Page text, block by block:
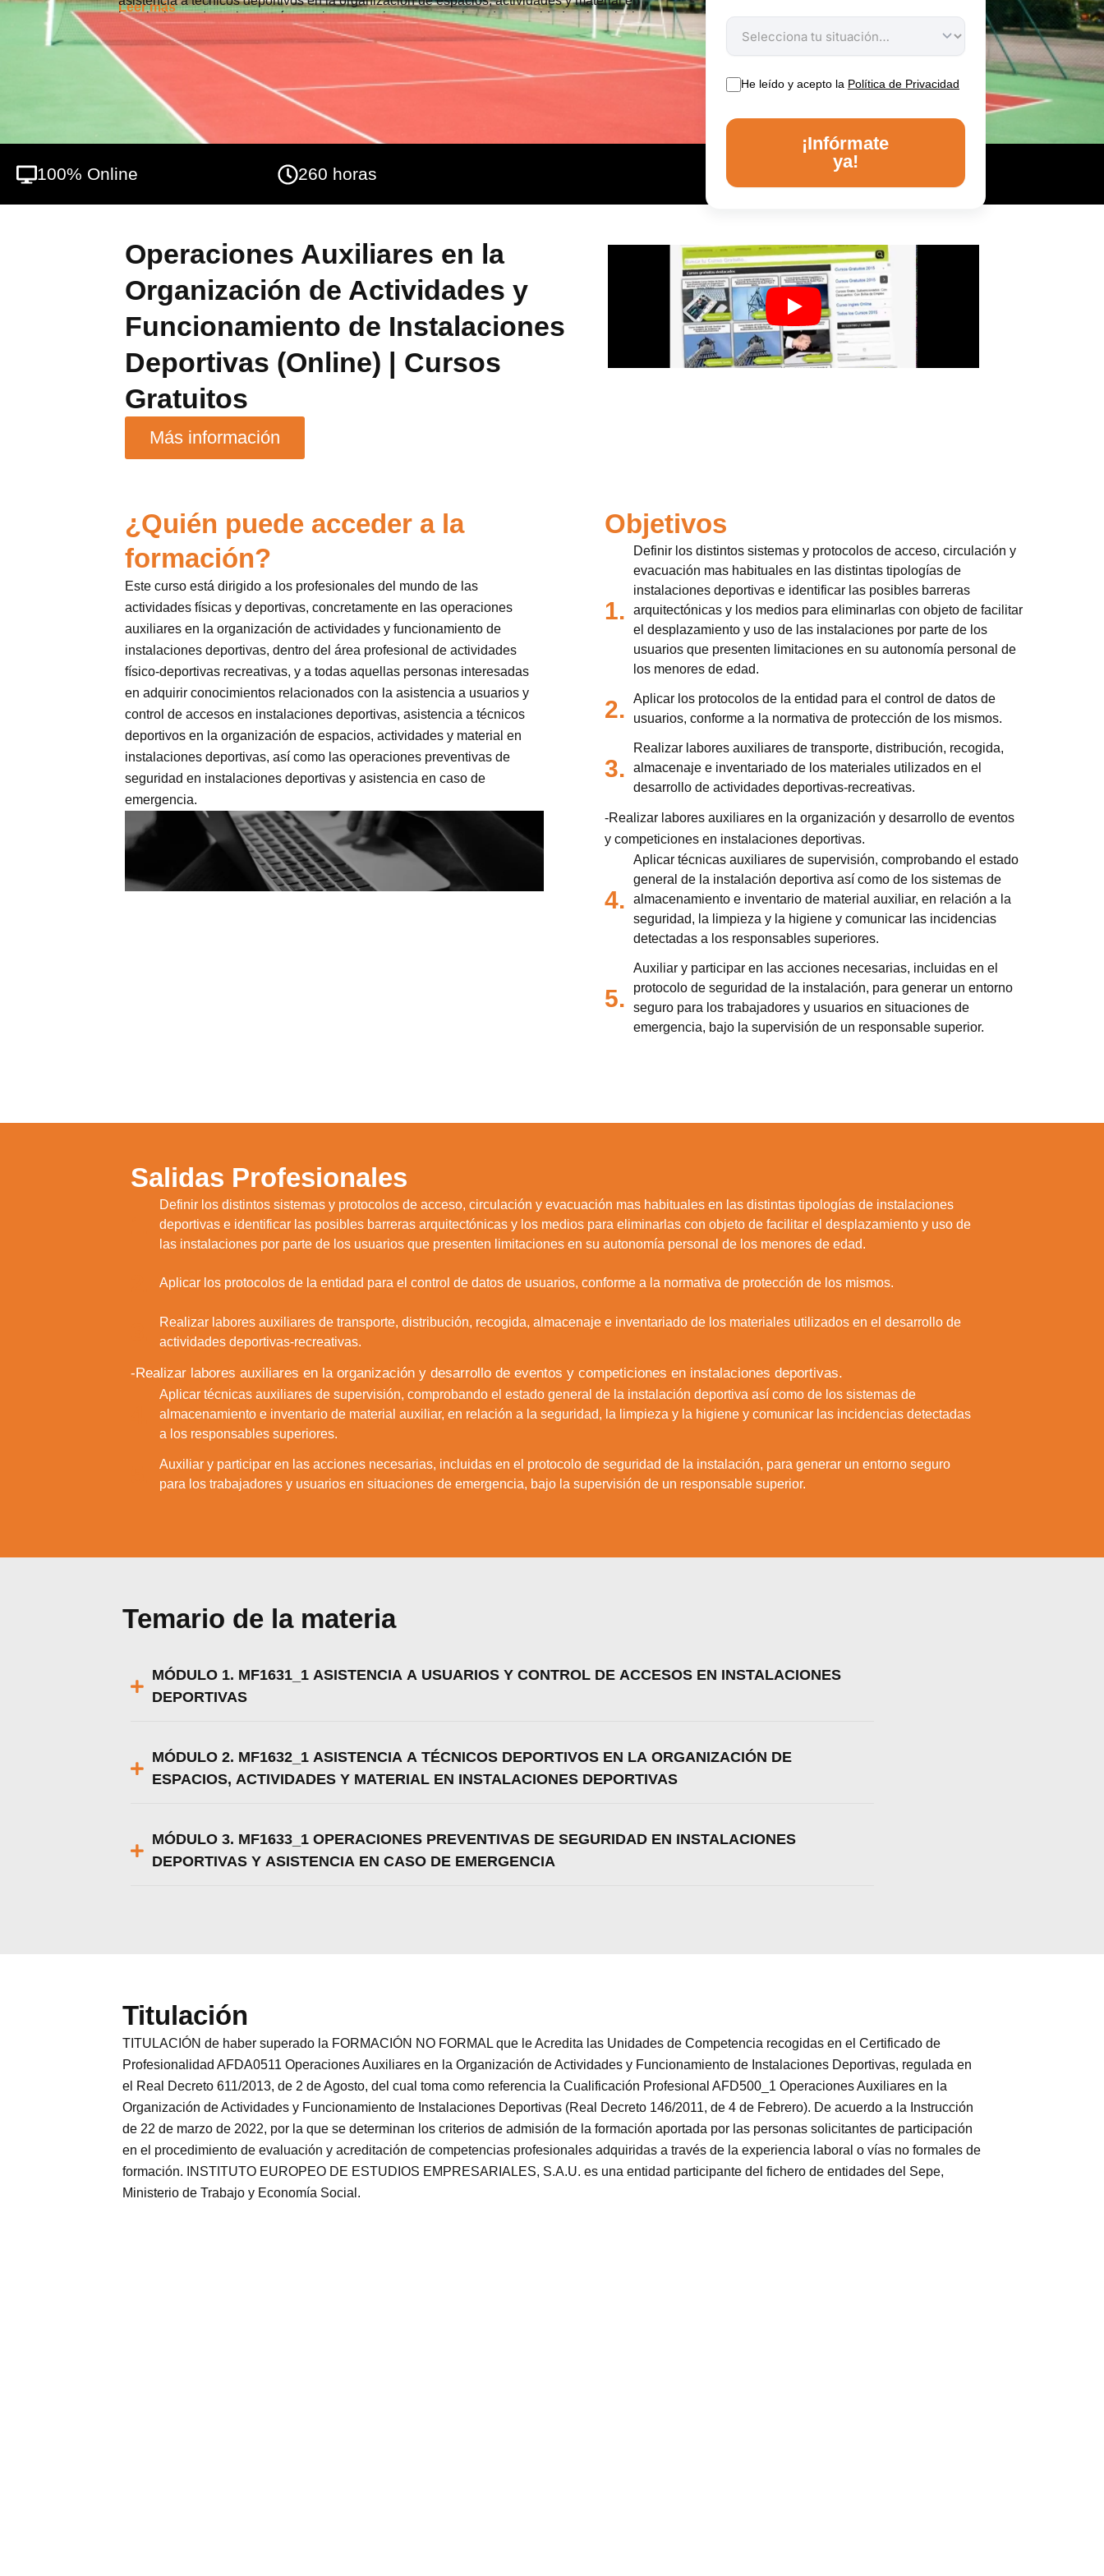
instalaciones deportivas, así como las operaciones preventivas de seguridad en instalaciones
deportivas y asistencia en caso de emergencia.
Leer más
He leído y acepto la Política de Privacidad
¡Infórmate
ya!
100% Online 260 horas
Operaciones Auxiliares en la
Organización de Actividades y
Funcionamiento de Instalaciones
Deportivas (Online) | Cursos
Gratuitos
Más información
¿Quién puede acceder a la
formación?
Este curso está dirigido a los profesionales del mundo de las
actividades físicas y deportivas, concretamente en las operaciones
auxiliares en la organización de actividades y funcionamiento de
instalaciones deportivas, dentro del área profesional de actividades
físico-deportivas recreativas, y a todas aquellas personas interesadas
en adquirir conocimientos relacionados con la asistencia a usuarios y
control de accesos en instalaciones deportivas, asistencia a técnicos
deportivos en la organización de espacios, actividades y material en
instalaciones deportivas, así como las operaciones preventivas de
seguridad en instalaciones deportivas y asistencia en caso de
emergencia.
Objetivos
1.
Definir los distintos sistemas y protocolos de acceso, circulación y
evacuación mas habituales en las distintas tipologías de
instalaciones deportivas e identificar las posibles barreras
arquitectónicas y los medios para eliminarlas con objeto de facilitar
el desplazamiento y uso de las instalaciones por parte de los
usuarios que presenten limitaciones en su autonomía personal de
los menores de edad.
2.
Aplicar los protocolos de la entidad para el control de datos de
usuarios, conforme a la normativa de protección de los mismos.
3.
Realizar labores auxiliares de transporte, distribución, recogida,
almacenaje e inventariado de los materiales utilizados en el
desarrollo de actividades deportivas-recreativas.
-Realizar labores auxiliares en la organización y desarrollo de eventos
y competiciones en instalaciones deportivas.
4.
Aplicar técnicas auxiliares de supervisión, comprobando el estado
general de la instalación deportiva así como de los sistemas de
almacenamiento e inventario de material auxiliar, en relación a la
seguridad, la limpieza y la higiene y comunicar las incidencias
detectadas a los responsables superiores.
5.
Auxiliar y participar en las acciones necesarias, incluidas en el
protocolo de seguridad de la instalación, para generar un entorno
seguro para los trabajadores y usuarios en situaciones de
emergencia, bajo la supervisión de un responsable superior.
Salidas Profesionales
Definir los distintos sistemas y protocolos de acceso, circulación y evacuación mas habituales en las distintas tipologías de instalaciones
deportivas e identificar las posibles barreras arquitectónicas y los medios para eliminarlas con objeto de facilitar el desplazamiento y uso de
las instalaciones por parte de los usuarios que presenten limitaciones en su autonomía personal de los menores de edad.
Aplicar los protocolos de la entidad para el control de datos de usuarios, conforme a la normativa de protección de los mismos.
Realizar labores auxiliares de transporte, distribución, recogida, almacenaje e inventariado de los materiales utilizados en el desarrollo de
actividades deportivas-recreativas.
-Realizar labores auxiliares en la organización y desarrollo de eventos y competiciones en instalaciones deportivas.
Aplicar técnicas auxiliares de supervisión, comprobando el estado general de la instalación deportiva así como de los sistemas de
almacenamiento e inventario de material auxiliar, en relación a la seguridad, la limpieza y la higiene y comunicar las incidencias detectadas
a los responsables superiores.
Auxiliar y participar en las acciones necesarias, incluidas en el protocolo de seguridad de la instalación, para generar un entorno seguro
para los trabajadores y usuarios en situaciones de emergencia, bajo la supervisión de un responsable superior.
Temario de la materia
MÓDULO 1. MF1631_1 ASISTENCIA A USUARIOS Y CONTROL DE ACCESOS EN INSTALACIONES
DEPORTIVAS
MÓDULO 2. MF1632_1 ASISTENCIA A TÉCNICOS DEPORTIVOS EN LA ORGANIZACIÓN DE
ESPACIOS, ACTIVIDADES Y MATERIAL EN INSTALACIONES DEPORTIVAS
MÓDULO 3. MF1633_1 OPERACIONES PREVENTIVAS DE SEGURIDAD EN INSTALACIONES
DEPORTIVAS Y ASISTENCIA EN CASO DE EMERGENCIA
Titulación
TITULACIÓN de haber superado la FORMACIÓN NO FORMAL que le Acredita las Unidades de Competencia recogidas en el Certificado de
Profesionalidad AFDA0511 Operaciones Auxiliares en la Organización de Actividades y Funcionamiento de Instalaciones Deportivas, regulada en
el Real Decreto 611/2013, de 2 de Agosto, del cual toma como referencia la Cualificación Profesional AFD500_1 Operaciones Auxiliares en la
Organización de Actividades y Funcionamiento de Instalaciones Deportivas (Real Decreto 146/2011, de 4 de Febrero). De acuerdo a la Instrucción
de 22 de marzo de 2022, por la que se determinan los criterios de admisión de la formación aportada por las personas solicitantes de participación
en el procedimiento de evaluación y acreditación de competencias profesionales adquiridas a través de la experiencia laboral o vías no formales de
formación. INSTITUTO EUROPEO DE ESTUDIOS EMPRESARIALES, S.A.U. es una entidad participante del fichero de entidades del Sepe,
Ministerio de Trabajo y Economía Social.
Utilizamos cookies para ofrecerte la mejor experiencia en nuestra web.
ajustes.
Aceptar Rechazar Configurar